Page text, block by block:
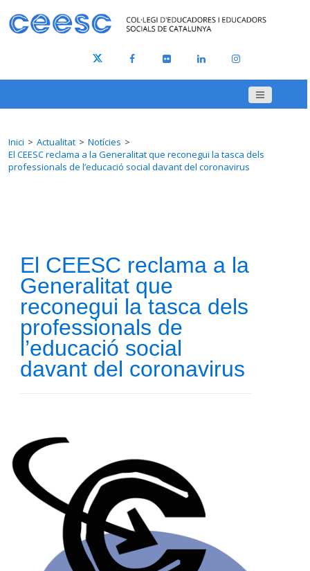
Inici Actualitat
Notícies
El CEESC reclama a la Generalitat que reconegui la tasca dels
professionals de l’educació social davant del coronavirus
El CEESC reclama a la
Generalitat que
reconegui la tasca dels
professionals de
l’educació social
davant del coronavirus